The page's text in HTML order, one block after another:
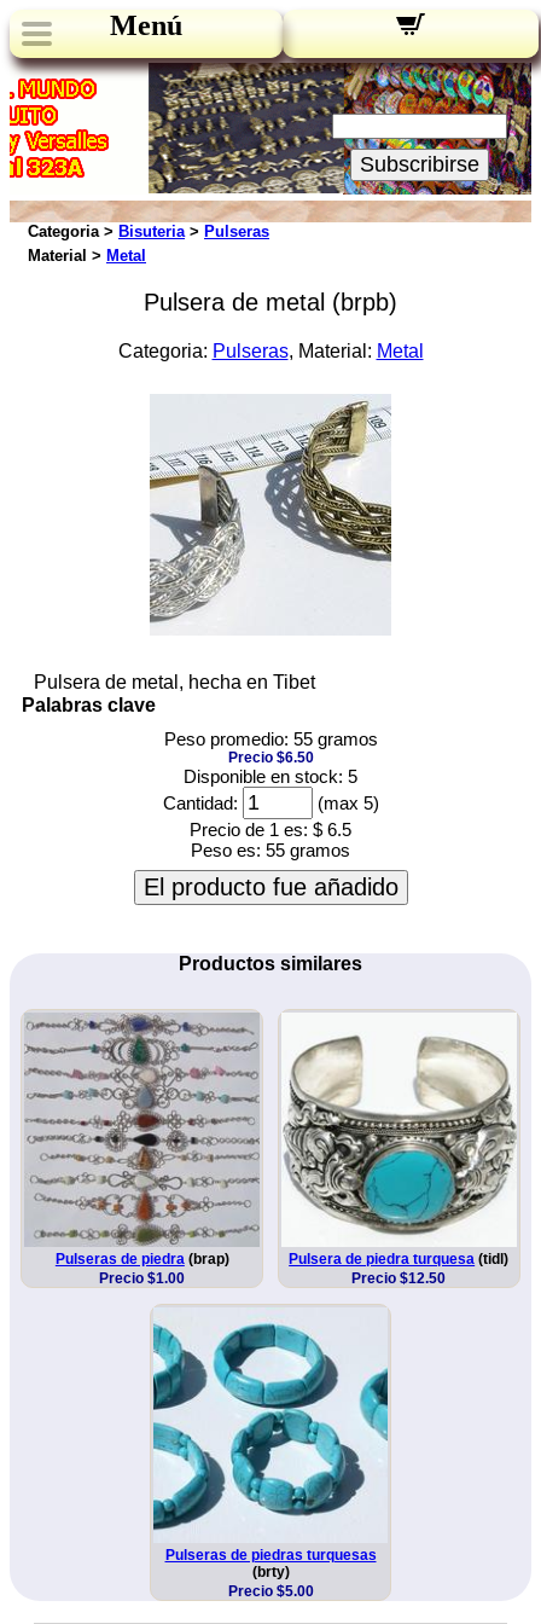
Menú
Novedades:
Su Email:
Subscribirse
Categoria > Bisuteria> Pulseras
Material > Metal
Pulsera de metal (brpb)
Categoria: Pulseras, Material: Metal
Pulsera de metal, hecha en Tibet
Palabras clave
Peso promedio: 55 gramos
Precio $6.50
Disponible en stock: 5
Cantidad:
(max 5)
Precio de 1 es: $ 6.5
Peso es: 55 gramos
El producto fue añadido
Productos similares
Pulseras de piedra(brap)
Precio $1.00
Pulsera de piedra turquesa (tidl)
Precio $12.50
Pulseras de piedras turquesas
(brty)
Precio $5.00